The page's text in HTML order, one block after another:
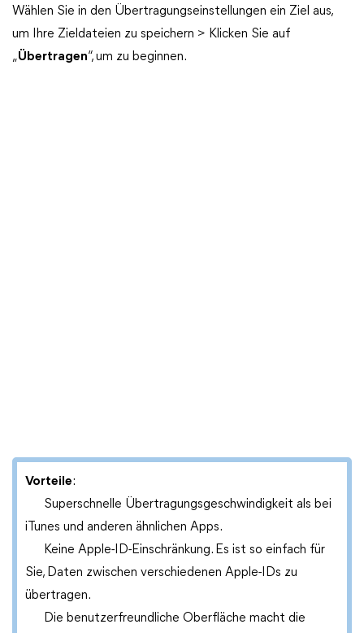
Wählen Sie in den Übertragungseinstellungen ein Ziel aus,
um Ihre Zieldateien zu speichern > Klicken Sie auf
„Übertragen“, um zu beginnen.
Vorteile:
Superschnelle Übertragungsgeschwindigkeit als bei
iTunes und anderen ähnlichen Apps.
Keine Apple-ID-Einschränkung. Es ist so einfach für
Sie, Daten zwischen verschiedenen Apple-IDs zu
übertragen.
Die benutzerfreundliche Oberfläche macht die